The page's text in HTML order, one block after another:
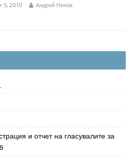
5, 2010 Андрей Ненов
и отчет на гласувалите за